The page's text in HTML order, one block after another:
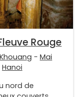
Rouge
- Mai
Hanoi
nord de